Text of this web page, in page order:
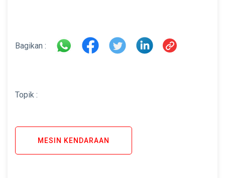
Bagikan :
Topik :
MESIN KENDARAAN